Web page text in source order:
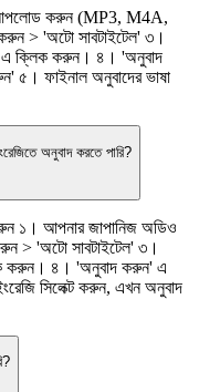
আপলোড করুন (MP3, M4A,
> 'অটো সাবটাইটেল' ৩।
এ ক্লিক করুন। ৪। 'অনুবাদ
ফাইনাল অনুবাদের ভাষা
থেকে ইংরেজিতে অনুবাদ করতে পারি?
১। আপনার জাপানিজ অডিও
> 'অটো সাবটাইটেল' ৩।
করুন। ৪। 'অনুবাদ করুন' এ
সিলেক্ট করুন, এখন অনুবাদ